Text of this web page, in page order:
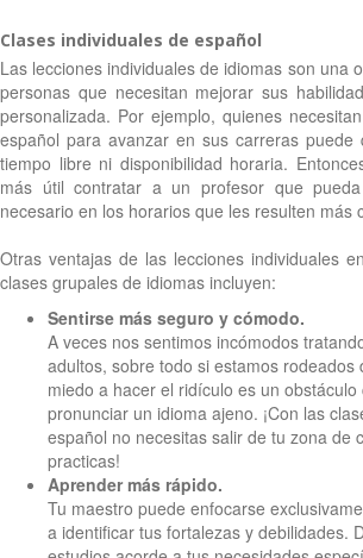
Clases individuales de español
Las lecciones individuales de idiomas son una
personas que necesitan mejorar sus
personalizada. Por ejemplo, quienes
español para avanzar en sus carreras puede
tiempo libre ni disponibilidad horaria.
más útil contratar a un profesor que
necesario en los horarios que les resulten más
Otras ventajas de las lecciones individuales
clases grupales de idiomas incluyen:
Sentirse más seguro y cómodo.
A veces nos sentimos incómodos
adultos, sobre todo si estamos rodeados
miedo a hacer el ridículo es un
pronunciar un idioma ajeno. ¡Con las
español no necesitas salir de tu zona de
practicas!
Aprender más rápido.
Tu maestro puede enfocarse
a identificar tus fortalezas y debilidades.